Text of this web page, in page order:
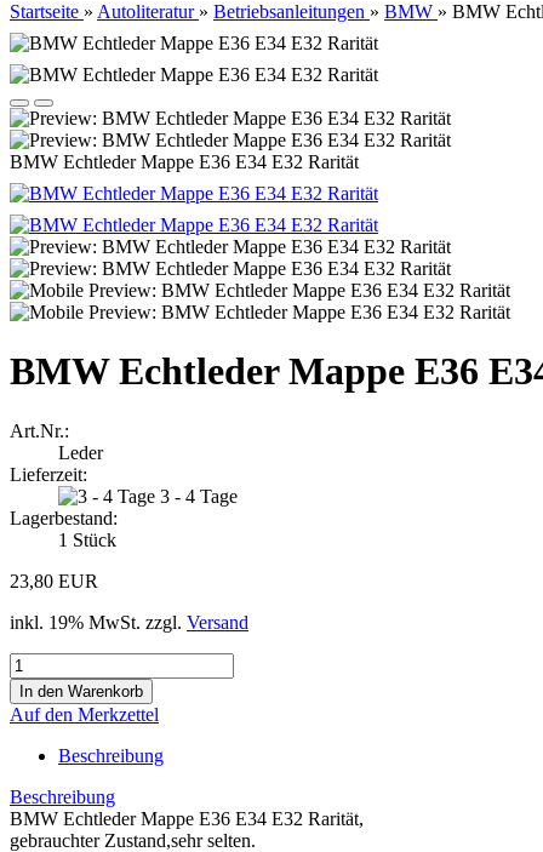
Startseite » Autoliteratur » Betriebsanleitungen » BMW » BMW
BMW Echtleder Mappe E36 E34 E32 Rarität
BMW Echtleder Mappe E36
Art.Nr.:
Leder
Lieferzeit:
3 - 4 Tage
Lagerbestand:
1 Stück
23,80 EUR
inkl. 19% MwSt. zzgl. Versand
Auf den Merkzettel
Beschreibung
Beschreibung
BMW Echtleder Mappe E36 E34 E32 Rarität,
gebrauchter Zustand,sehr selten.